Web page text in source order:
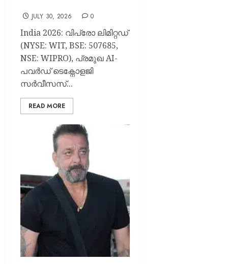
JULY 30, 2026 0
India 2026: വിപ്രോ ലിമിറ്റഡ്
(NYSE: WIT, BSE: 507685,
NSE: WIPRO), പ്രമുഖ AI-
പവർഡ് ടെക്നോളജി
സർവീസസ്...
READ MORE